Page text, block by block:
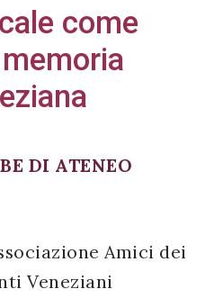
come
DI ATENEO
Amici dei
Veneziani